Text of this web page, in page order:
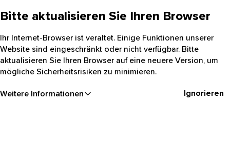
Bitte aktualisieren Sie Ihren Browser
Ihr Internet-Browser ist veraltet. Einige Funktionen unserer
Website sind eingeschränkt oder nicht verfügbar. Bitte
aktualisieren Sie Ihren Browser auf eine neuere Version, um
mögliche Sicherheitsrisiken zu minimieren.
Weitere Informationen Ignorieren